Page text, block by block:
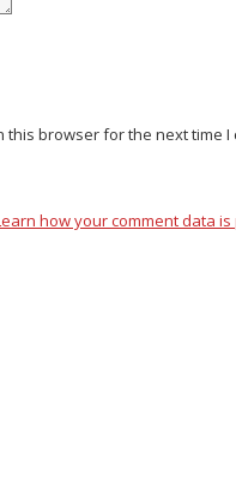
this browser for the next time I
how your comment data